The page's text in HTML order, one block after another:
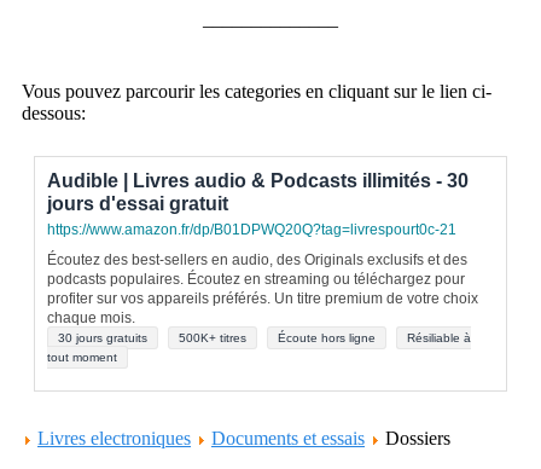
Vous pouvez parcourir les categories en cliquant sur le lien ci-
dessous:
Audible | Livres audio & Podcasts illimités - 30
jours d'essai gratuit
https://www.amazon.fr/dp/B01DPWQ20Q?tag=livrespourt0c-21
Écoutez des best-sellers en audio, des Originals exclusifs et des
podcasts populaires. Écoutez en streaming ou téléchargez pour
profiter sur vos appareils préférés. Un titre premium de votre choix
chaque mois.
30 jours gratuits 500K+ titres Écoute hors ligne
Résiliable à
tout moment
Livres electroniques Documents et essais Dossiers